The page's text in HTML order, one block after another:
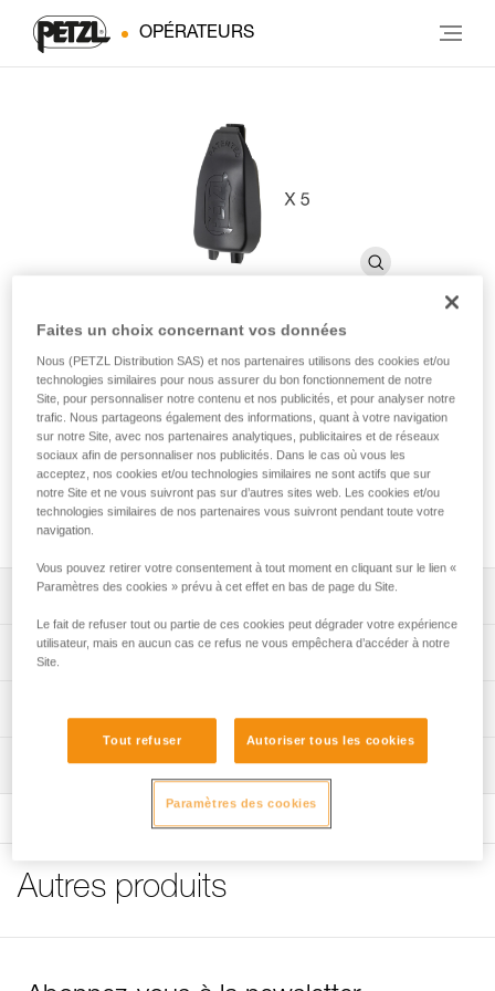
OPÉRATEURS
Capot TRAC et TRAC PLUS
Capot de rechange pour poulies TRAC et TRAC PLUS
(pack de 5)
Capot de rechange pour poulies TRAC et TRAC PLUS
permettant de maintenir le mousqueton.
Descriptif
Capot de maintien du mousqueton pour poulies TRAC et
TRAC PLUS.
PLUS (P024XA00 et P24 XXB) commercialisées entre
décembre 2013 et juin 2021.
Spécifications techniques
Référence : P023JB00
Conditionnement : vendu par pack de 5
Garantie : 3 ans
Télécharger le pdf technical-notice-cover spacer and
Voir tous les contenus techniques
Inspection
Autres produits
Faites un choix concernant vos données
Nous (PETZL Distribution SAS) et nos partenaires utilisons des cookies et/ou
technologies similaires pour nous assurer du bon fonctionnement de notre
Site, pour personnaliser notre contenu et nos publicités, et pour analyser notre
trafic. Nous partageons également des informations, quant à votre navigation
sur notre Site, avec nos partenaires analytiques, publicitaires et de réseaux
sociaux afin de personnaliser nos publicités. Dans le cas où vous les
acceptez, nos cookies et/ou technologies similaires ne sont actifs que sur
notre Site et ne vous suivront pas sur d’autres sites web. Les cookies et/ou
technologies similaires de nos partenaires vous suivront pendant toute votre
navigation.
Vous pouvez retirer votre consentement à tout moment en cliquant sur le lien «
Paramètres des cookies » prévu à cet effet en bas de page du Site.
Le fait de refuser tout ou partie de ces cookies peut dégrader votre expérience
utilisateur, mais en aucun cas ce refus ne vous empêchera d’accéder à notre
Site.
Tout refuser Autoriser tous les cookies
Paramètres des cookies